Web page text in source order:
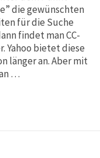
die gewünschten
für die Suche
findet man CC-
Yahoo bietet diese
länger an. Aber mit
…